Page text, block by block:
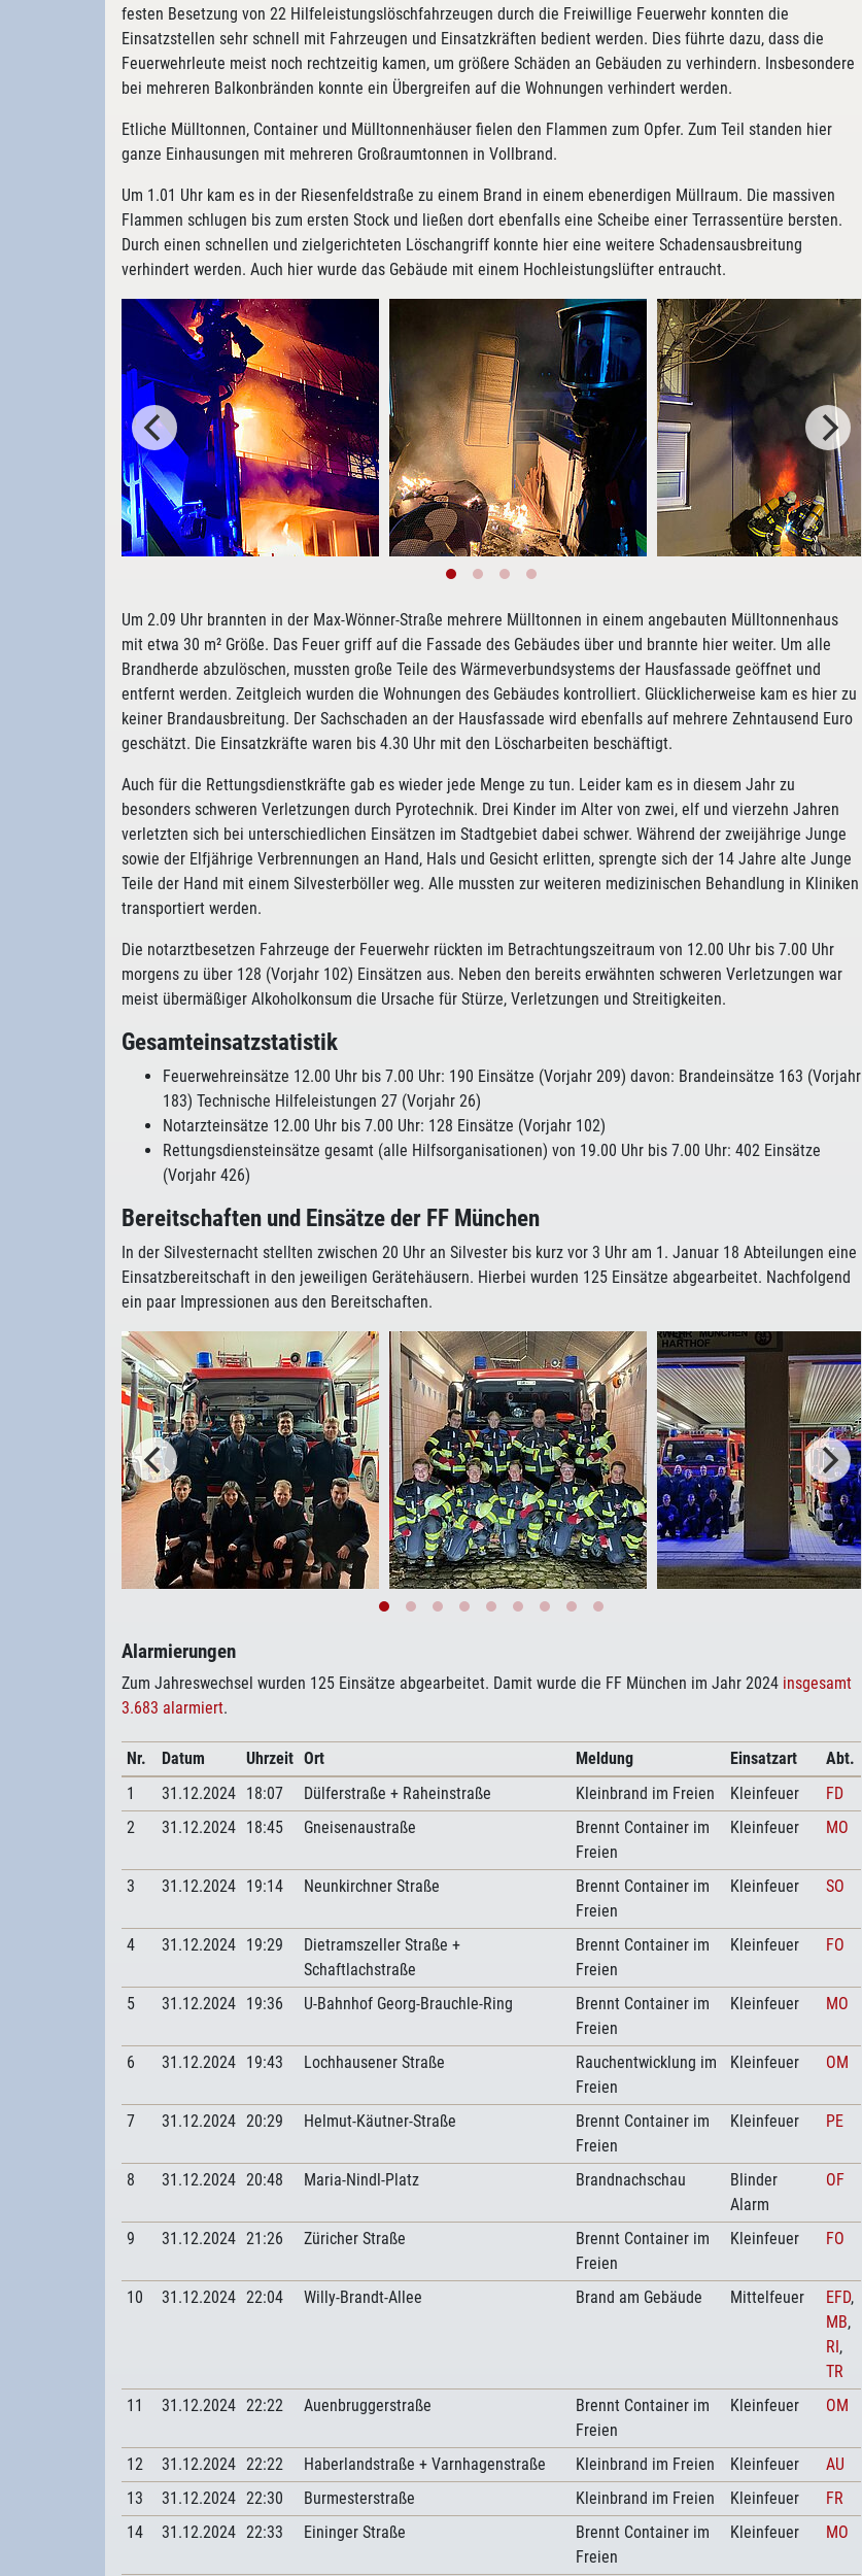
festen Besetzung von 22 Hilfeleistungslöschfahrzeugen durch die Freiwillige Feuerwehr konnten die
Einsatzstellen sehr schnell mit Fahrzeugen und Einsatzkräften bedient werden. Dies führte dazu, dass die
Feuerwehrleute meist noch rechtzeitig kamen, um größere Schäden an Gebäuden zu verhindern. Insbesondere
bei mehreren Balkonbränden konnte ein Übergreifen auf die Wohnungen verhindert werden.
Etliche Mülltonnen, Container und Mülltonnenhäuser fielen den Flammen zum Opfer. Zum Teil standen hier
ganze Einhausungen mit mehreren Großraumtonnen in Vollbrand.
Um 1.01 Uhr kam es in der Riesenfeldstraße zu einem Brand in einem ebenerdigen Müllraum. Die massiven
Flammen schlugen bis zum ersten Stock und ließen dort ebenfalls eine Scheibe einer Terrassentüre bersten.
Durch einen schnellen und zielgerichteten Löschangriff konnte hier eine weitere Schadensausbreitung
verhindert werden. Auch hier wurde das Gebäude mit einem Hochleistungslüfter entraucht.
Um 2.09 Uhr brannten in der Max-Wönner-Straße mehrere Mülltonnen in einem angebauten Mülltonnenhaus
mit etwa 30 m² Größe. Das Feuer griff auf die Fassade des Gebäudes über und brannte hier weiter. Um alle
Brandherde abzulöschen, mussten große Teile des Wärmeverbundsystems der Hausfassade geöffnet und
entfernt werden. Zeitgleich wurden die Wohnungen des Gebäudes kontrolliert. Glücklicherweise kam es hier zu
keiner Brandausbreitung. Der Sachschaden an der Hausfassade wird ebenfalls auf mehrere Zehntausend Euro
geschätzt. Die Einsatzkräfte waren bis 4.30 Uhr mit den Löscharbeiten beschäftigt.
Auch für die Rettungsdienstkräfte gab es wieder jede Menge zu tun. Leider kam es in diesem Jahr zu
besonders schweren Verletzungen durch Pyrotechnik. Drei Kinder im Alter von zwei, elf und vierzehn Jahren
verletzten sich bei unterschiedlichen Einsätzen im Stadtgebiet dabei schwer. Während der zweijährige Junge
sowie der Elfjährige Verbrennungen an Hand, Hals und Gesicht erlitten, sprengte sich der 14 Jahre alte Junge
Teile der Hand mit einem Silvesterböller weg. Alle mussten zur weiteren medizinischen Behandlung in Kliniken
transportiert werden.
Die notarztbesetzen Fahrzeuge der Feuerwehr rückten im Betrachtungszeitraum von 12.00 Uhr bis 7.00 Uhr
morgens zu über 128 (Vorjahr 102) Einsätzen aus. Neben den bereits erwähnten schweren Verletzungen war
meist übermäßiger Alkoholkonsum die Ursache für Stürze, Verletzungen und Streitigkeiten.
Gesamteinsatzstatistik
Feuerwehreinsätze 12.00 Uhr bis 7.00 Uhr: 190 Einsätze (Vorjahr 209) davon: Brandeinsätze 163 (Vorjahr
183) Technische Hilfeleistungen 27 (Vorjahr 26)
Notarzteinsätze 12.00 Uhr bis 7.00 Uhr: 128 Einsätze (Vorjahr 102)
Rettungsdiensteinsätze gesamt (alle Hilfsorganisationen) von 19.00 Uhr bis 7.00 Uhr: 402 Einsätze
(Vorjahr 426)
Bereitschaften und Einsätze der FF München
In der Silvesternacht stellten zwischen 20 Uhr an Silvester bis kurz vor 3 Uhr am 1. Januar 18 Abteilungen eine
Einsatzbereitschaft in den jeweiligen Gerätehäusern. Hierbei wurden 125 Einsätze abgearbeitet. Nachfolgend
ein paar Impressionen aus den Bereitschaften.
Alarmierungen
Zum Jahreswechsel wurden 125 Einsätze abgearbeitet. Damit wurde die FF München im Jahr 2024 insgesamt
3.683 alarmiert.
Nr. Datum Uhrzeit Ort Meldung Einsatzart
Abt.
1
31.12.2024 18:07 Dülferstraße + Raheinstraße Kleinbrand im Freien Kleinfeuer
FD
2
31.12.2024 18:45 Gneisenaustraße
Brennt Container im
Freien
Kleinfeuer MO
3 31.12.2024 19:14 Neunkirchner Straße
Brennt Container im
Freien
Kleinfeuer SO
4 31.12.2024 19:29
Dietramszeller Straße +
Schaftlachstraße
Brennt Container im
Freien
Kleinfeuer FO
5 31.12.2024 19:36 U-Bahnhof Georg-Brauchle-Ring
Brennt Container im
Freien
Kleinfeuer MO
6 31.12.2024 19:43 Lochhausener Straße
Rauchentwicklung im
Freien
Kleinfeuer OM
7 31.12.2024 20:29 Helmut-Käutner-Straße
Brennt Container im
Freien
Kleinfeuer PE
8 31.12.2024 20:48 Maria-Nindl-Platz Brandnachschau
Blinder
Alarm
OF
9 31.12.2024 21:26 Züricher Straße
Brennt Container im
Freien
Kleinfeuer FO
10 31.12.2024 22:04 Willy-Brandt-Allee Brand am Gebäude Mittelfeuer EFD,
MB,
RI,
TR
11
31.12.2024 22:22 Auenbruggerstraße
Brennt Container im
Freien
Kleinfeuer OM
12 31.12.2024 22:22 Haberlandstraße + Varnhagenstraße Kleinbrand im Freien Kleinfeuer
AU
13
31.12.2024 22:30 Burmesterstraße Kleinbrand im Freien Kleinfeuer
FR
14
31.12.2024 22:33 Eininger Straße
Brennt Container im
Freien
Kleinfeuer MO